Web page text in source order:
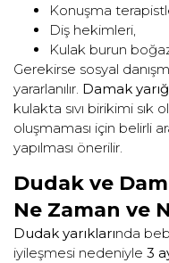
Konuşma
Diş hekimleri,
Kulak burun
Gerekirse sosyal
yararlanılır. Damak
kulakta sıvı birikimi
oluşmaması için belirli
yapılması önerilir.
Dudak ve
Ne Zaman ve
Dudak yarıklarında
iyileşmesi nedeniyle 3